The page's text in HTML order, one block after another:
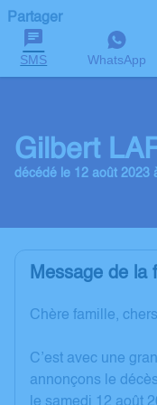
Partager
SMS WhatsApp
Gilbert
décédé le 12 août 2023
Message de la
Chère famille,
C’est avec une
annonçons le